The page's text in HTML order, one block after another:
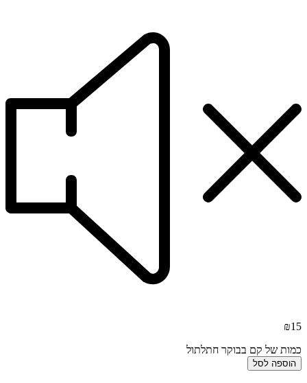
₪
של קם בבוקר חתלתול
הוספה לסל